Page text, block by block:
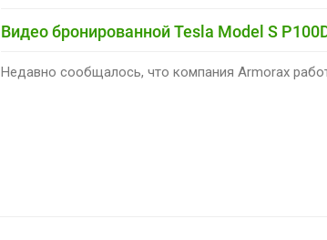
Видео бронированной Tesla Model S
Недавно сообщалось, что компания Armorax